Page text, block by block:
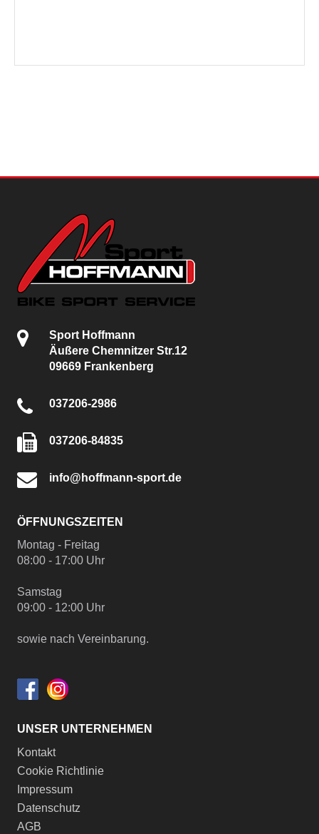
Sport Hoffmann
Äußere Chemnitzer Str.12
09669 Frankenberg
037206-2986
037206-84835
info@hoffmann-sport.de
ÖFFNUNGSZEITEN
Montag - Freitag
08:00 - 17:00 Uhr
Samstag
09:00 - 12:00 Uhr
sowie nach Vereinbarung.
UNSER UNTERNEHMEN
Kontakt
Cookie Richtlinie
Impressum
Datenschutz
AGB